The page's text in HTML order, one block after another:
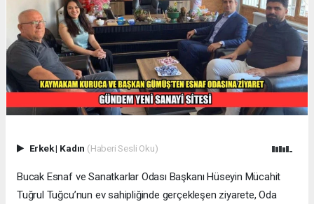
Erkek| Kadın (Haberi Sesli Oku)
Bucak Esnaf ve Sanatkarlar Odası Başkanı Hüseyin Mücahit
Tuğrul Tuğcu’nun ev sahipliğinde gerçekleşen ziyarete, Oda